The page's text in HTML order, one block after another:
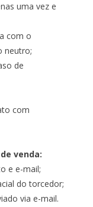
uma vez e
com o
neutro;
de
com
venda:
e e-mail;
do torcedor;
via e-mail.